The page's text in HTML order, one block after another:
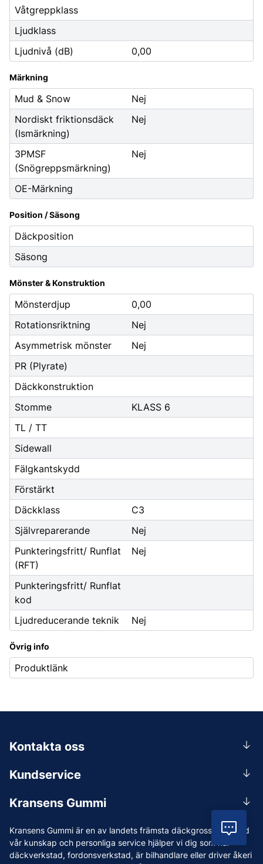
Vill
Våtgreppklass
Ljudklass
Ljudnivå (dB)
0,00
Märkning
Mud & Snow
Nej
Nordiskt friktionsdäck
(Ismärkning)
Nej
3PMSF
(Snögreppsmärkning)
Nej
OE-Märkning
Position / Säsong
Däckposition
Säsong
Mönster & Konstruktion
Mönsterdjup
0,00
Rotationsriktning
Nej
Asymmetrisk mönster
Nej
PR (Plyrate)
Däckkonstruktion
Stomme
KLASS 6
TL / TT
Sidewall
Fälgkantskydd
Förstärkt
Däckklass
C3
Självreparerande
Nej
Punkteringsfritt/ Runflat
(RFT)
Nej
Punkteringsfritt/ Runflat
kod
Ljudreducerande teknik
Nej
Övrig info
Produktlänk
Kransens Gummi är en av landets främsta däckgrossister. Med
vår kunskap och personliga service hjälper vi dig som har
däckverkstad, fordonsverkstad, är bilhandlare eller driver åkeri
Kundservice
Leverans
Reklamation & återköp
Kransens Gummi
Vi som jobbar på Kransens Gummi
Jobba hos oss
Kontakta oss
0156-409 00
Mån-Tors 07.30-16:30, Fre 07.30-15.00.
Lunchstängt 12:00-12:30